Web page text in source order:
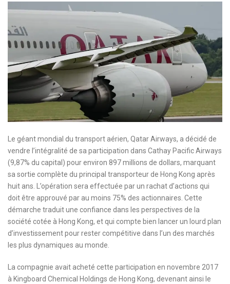
Le géant mondial du transport aérien, Qatar Airways, a décidé de
vendre l’intégralité de sa participation dans Cathay Pacific Airways
(9,87% du capital) pour environ 897 millions de dollars, marquant
sa sortie complète du principal transporteur de Hong Kong après
huit ans. L’opération sera effectuée par un rachat d’actions qui
doit être approuvé par au moins 75% des actionnaires. Cette
démarche traduit une confiance dans les perspectives de la
société cotée à Hong Kong, et qui compte bien lancer un lourd plan
d’investissement pour rester compétitive dans l’un des marchés
les plus dynamiques au monde.
La compagnie avait acheté cette participation en novembre 2017
à Kingboard Chemical Holdings de Hong Kong, devenant ainsi le